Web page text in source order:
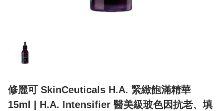
修麗可 SkinCeuticals H.A. 緊緻飽滿精華
15ml | H.A. Intensifier 醫美級玻色因抗老、填